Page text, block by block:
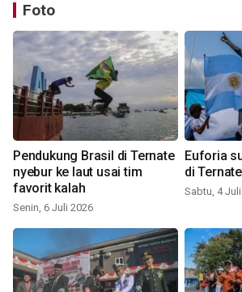
Foto
Pendukung Brasil di Ternate
nyebur ke laut usai tim
favorit kalah
Senin, 6 Juli 2026
Euforia
di Ternate
Sabtu, 4